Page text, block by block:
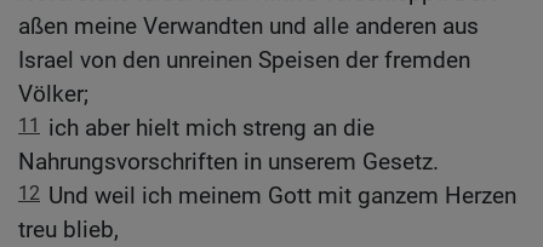
aßen meine Verwandten und alle anderen aus
Israel von den unreinen Speisen der fremden
Völker;
11 ich aber hielt mich streng an die
Nahrungsvorschriften in unserem Gesetz.
12 Und weil ich meinem Gott mit ganzem Herzen
treu blieb,